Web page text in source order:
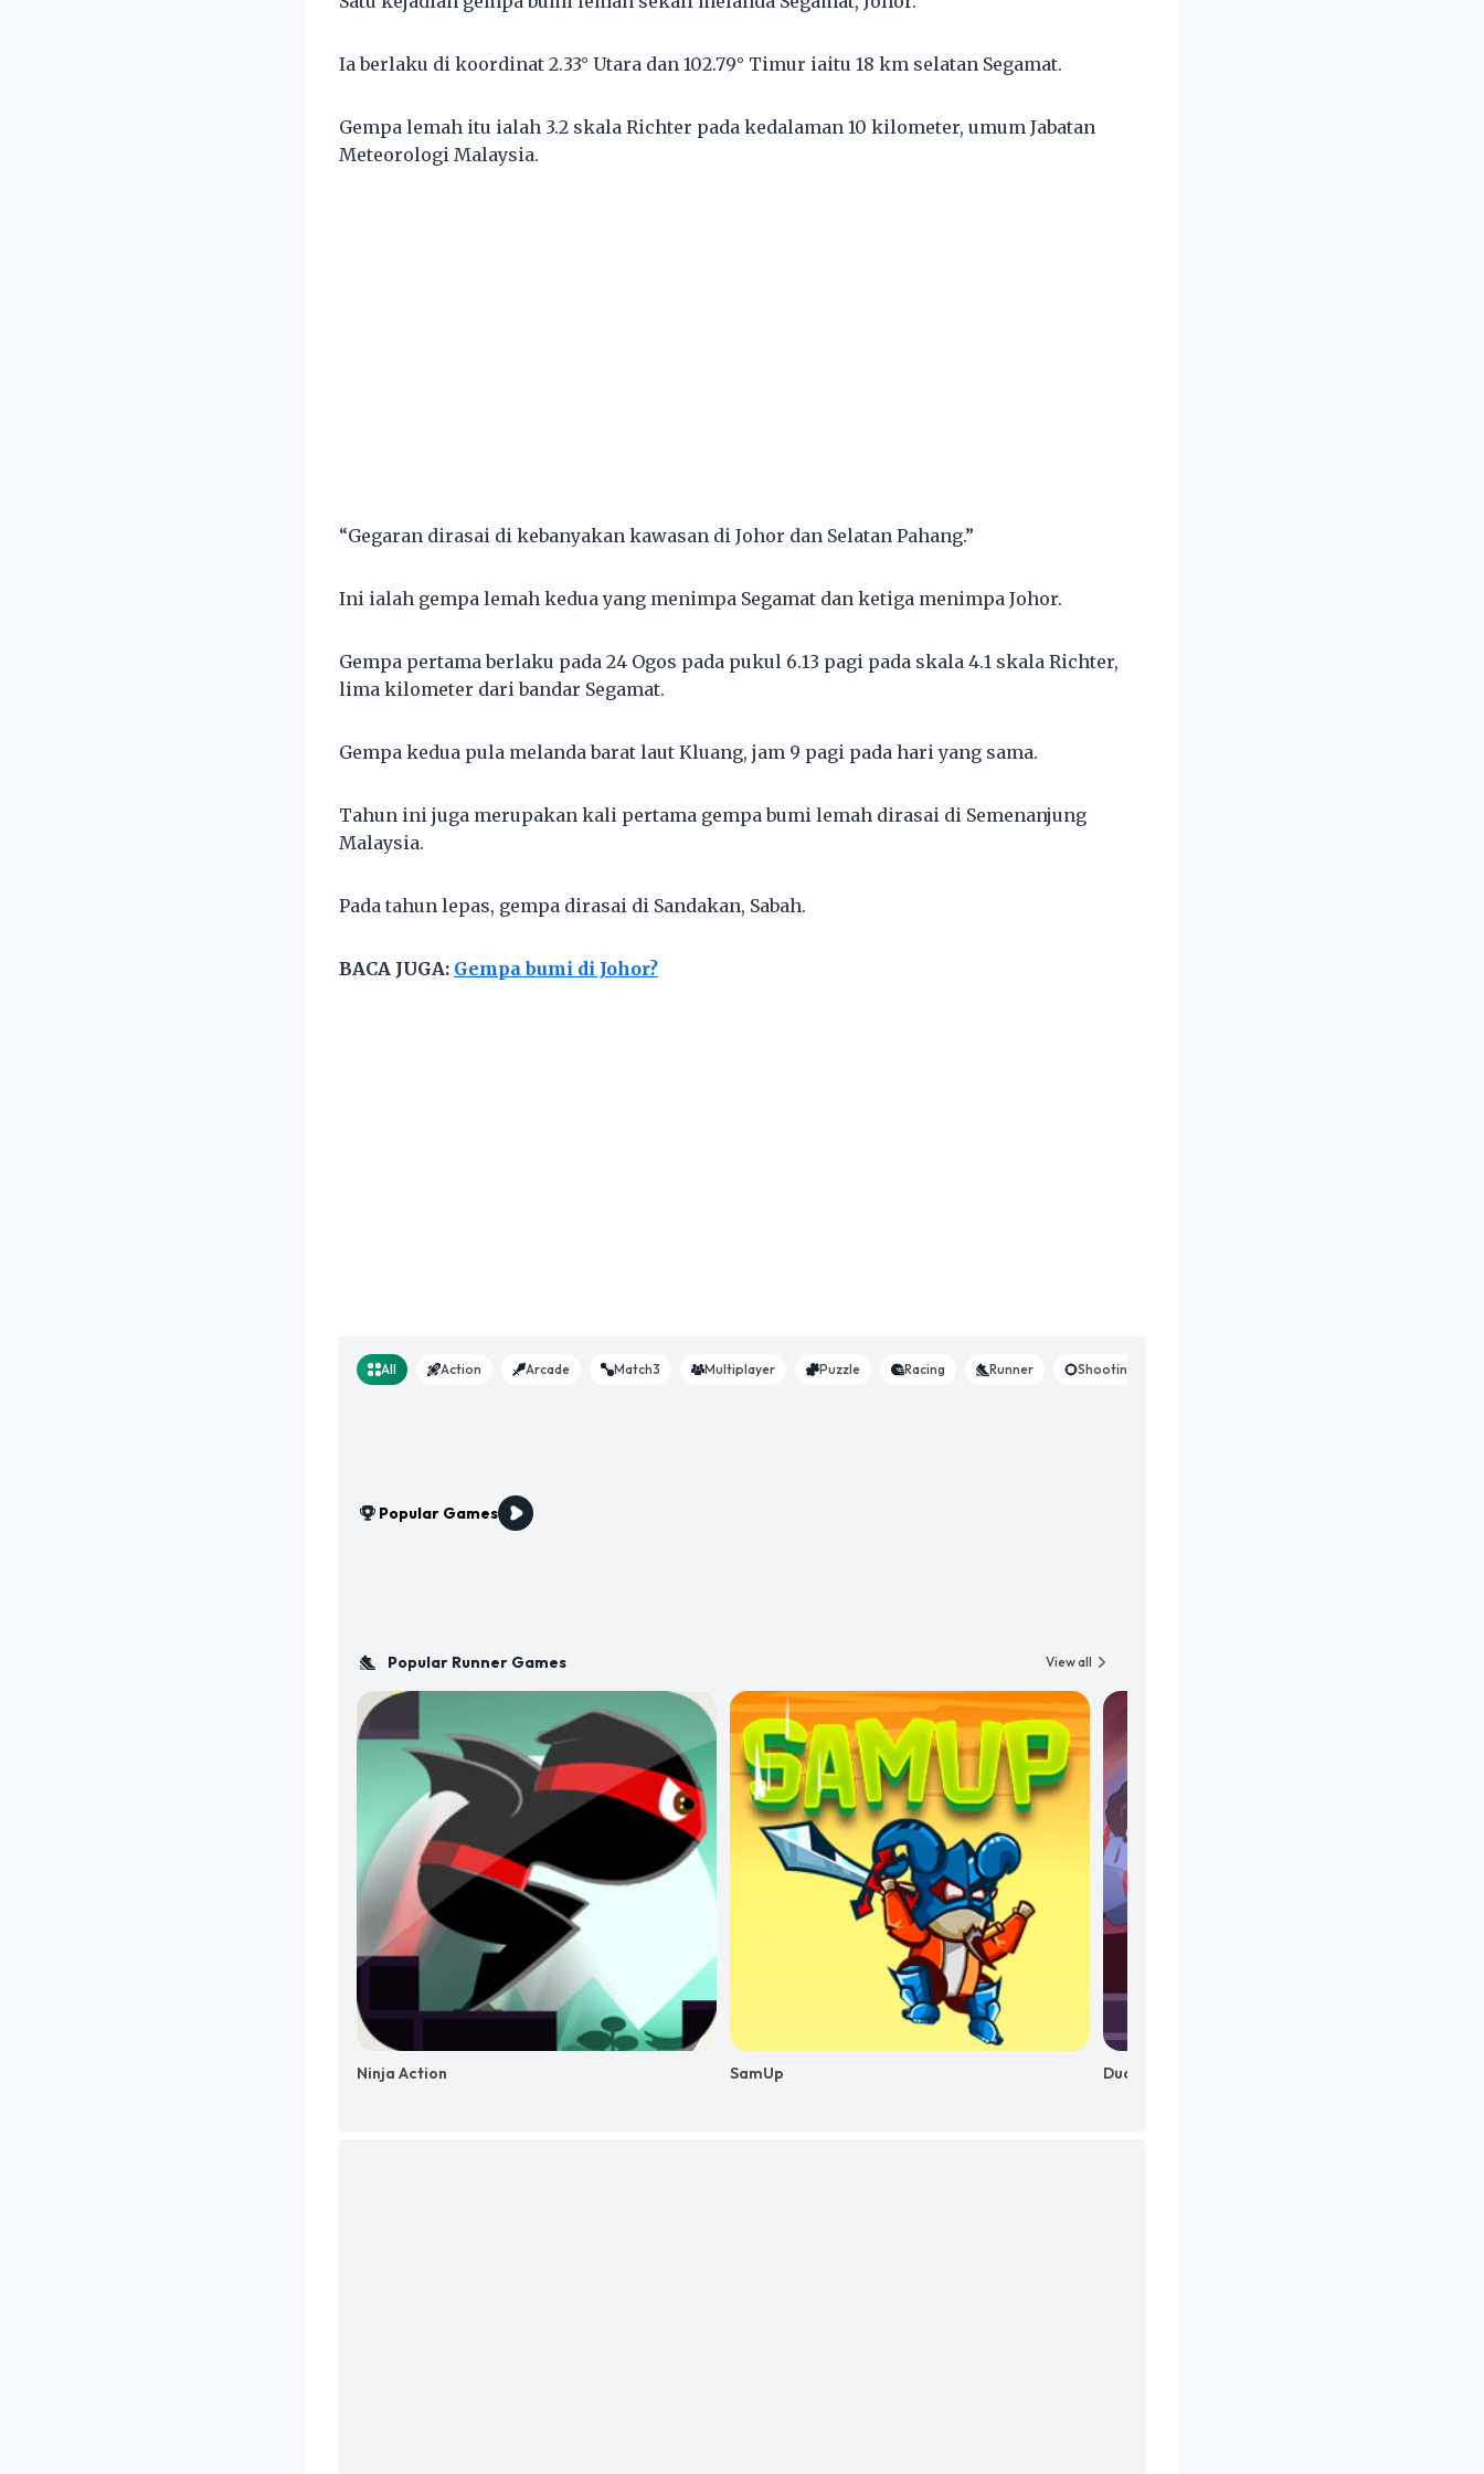
Ia berlaku di koordinat 2.33° Utara dan 102.79° Timur iaitu 18 km selatan Segamat.
Gempa lemah itu ialah 3.2 skala Richter pada kedalaman 10 kilometer, umum Jabatan
Meteorologi Malaysia.
“Gegaran dirasai di kebanyakan kawasan di Johor dan Selatan Pahang.”
Ini ialah gempa lemah kedua yang menimpa Segamat dan ketiga menimpa Johor.
Gempa pertama berlaku pada 24 Ogos pada pukul 6.13 pagi pada skala 4.1 skala Richter,
lima kilometer dari bandar Segamat.
Gempa kedua pula melanda barat laut Kluang, jam 9 pagi pada hari yang sama.
Tahun ini juga merupakan kali pertama gempa bumi lemah dirasai di Semenanjung
Malaysia.
Pada tahun lepas, gempa dirasai di Sandakan, Sabah.
BACA JUGA: Gempa bumi di Johor?